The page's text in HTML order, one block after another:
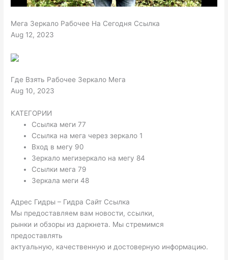
Мега Зеркало Рабочее На Сегодня Ссылка
Aug 12, 2023
Где Взять Рабочее Зеркало Мега
Aug 10, 2023
КАТЕГОРИИ
Ссылка меги 77
Ссылка на мега через зеркало 1
Вход в мегу 90
Зеркало мегизеркало на мегу 84
Ссылки мега 79
Зеркала меги 48
Адрес Гидры – Гидра Сайт Ссылка
Мы предоставляем вам новости, ссылки,
рынки и обзоры из даркнета. Мы стремимся
предоставлять
актуальную, качественную и достоверную информацию.